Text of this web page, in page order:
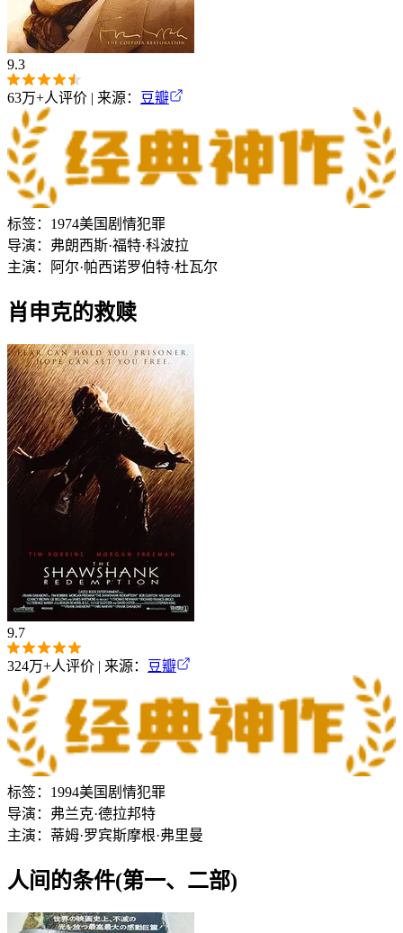
9.3
63万+人评价 | 来源： 豆瓣
标签： 1974美国 剧情犯罪
导演： 弗朗西斯·福特·科波拉
主演：
阿尔·帕西诺罗伯特·杜瓦尔
肖申克的救赎
9.7
324万+人评价 | 来源： 豆瓣
标签： 1994美国 剧情犯罪
导演： 弗兰克·德拉邦特
主演： 蒂姆·罗宾斯摩根·弗里曼
人间的条件(第一、二部)